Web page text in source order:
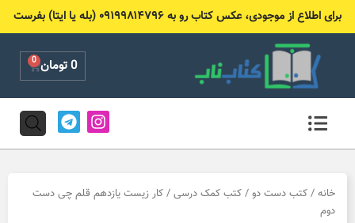
برای اطلاع از موجودی، عکس کتاب رو به ۰۹۱۹۹۸۱۴۷۹۶ (بله یا ایتا) بفرست
0تومان 0
Cart
I
n
s
g
T
e
l
r خانه / کتب دست دو / کتب کمک درسی / کار زیست یازدهم قلم چی دست
دوم